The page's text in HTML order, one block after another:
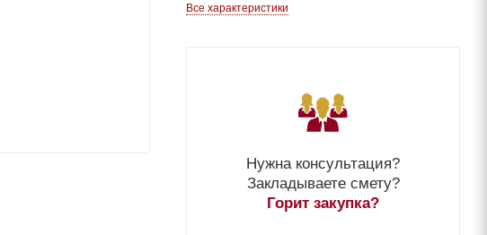
Все характеристики
Нужна консультация?
Закладываете смету?
Горит закупка?